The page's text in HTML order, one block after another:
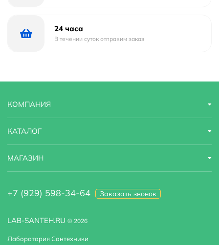
24 часа
В течении суток отправим заказ
LAB-SANTEH.RU © 2026
Лаборатория Сантехники
КОМПАНИЯ
КАТАЛОГ
МАГАЗИН
+7 (929) 598-34-64 Заказать звонок